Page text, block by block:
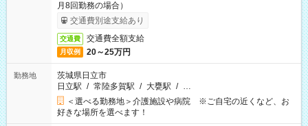
月8回勤務の場合）
交通費別途支給あり
交通費 交通費全額支給
月収例 20～25万円
勤務地
茨城県日立市
日立駅 / 常陸多賀駅 / 大甕駅 / …
＜選べる勤務地＞介護施設や病院 ※ご自宅の近くなど、お
好きな場所を選べます！